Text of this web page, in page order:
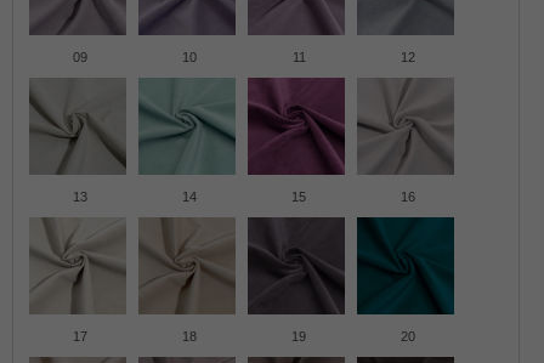
09 10 11 12
13 14 15 16
17 18 19 20